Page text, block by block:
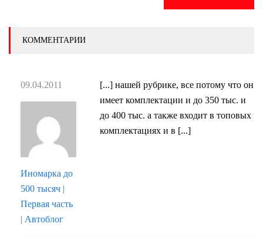
КОММЕНТАРИИ
09.04.2011
Иномарка до
500 тысяч |
Первая часть
| Автоблог
[...] нашей рубрике, все потому что он
имеет комплектации и до 350 тыс. и
до 400 тыс. а также входит в топовых
комплектациях и в [...]